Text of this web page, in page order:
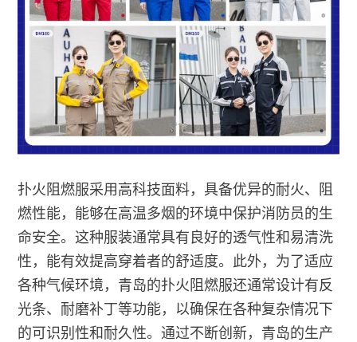
扑火阻燃服采用高科技面料，具备优异的耐火、阻
燃性能，能够在高温多烟的环境中保护消防员的生
命安全。这种服装通常具有良好的透气性和易清洗
性，能有效提高穿着者的舒适度。此外，为了适应
各种气候环境，青岛的扑火阻燃服还通常设计有反
光条、耐磨补丁等功能，以确保在各种复杂情况下
的可识别性和耐久性。通过不断创新，青岛的生产